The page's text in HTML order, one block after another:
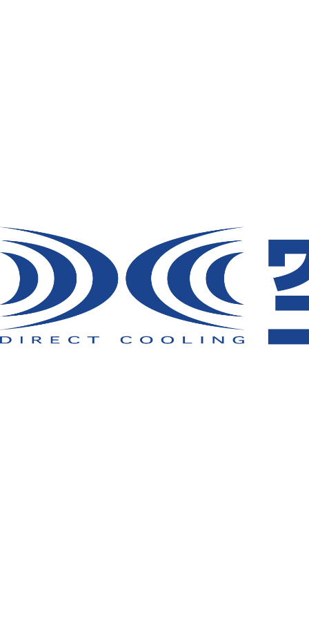
平素は格別のお引き立てを賜り厚く御礼申
大変ご好評いただきました当社展示会を、
新製品を中心に別注やOEM製品など、多数